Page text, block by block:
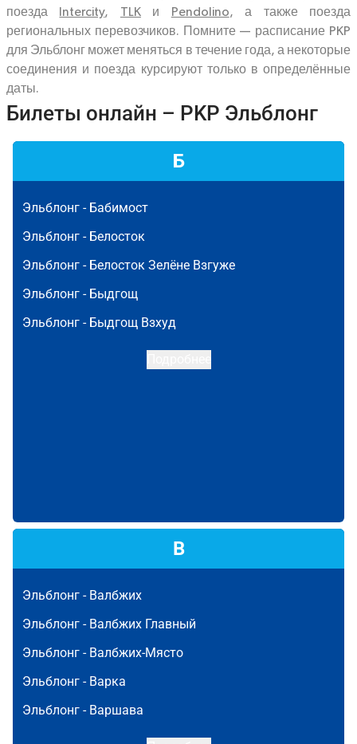
поезда
Intercity, TLKи Pendolino, а также поезда
региональных перевозчиков. Помните — расписание PKP
для Эльблонг может меняться в течение года, а некоторые
соединения и поезда курсируют только в определённые
даты.
Билеты онлайн – PKP Эльблонг
Б
Эльблонг - Бабимост
Эльблонг - Белосток
Эльблонг - Белосток Зелёне Взгуже
Эльблонг - Быдгощ
Эльблонг - Быдгощ Взхуд
В
Эльблонг - Валбжих
Эльблонг - Валбжих Главный
Эльблонг - Валбжих-Място
Эльблонг - Варка
Эльблонг - Варшава